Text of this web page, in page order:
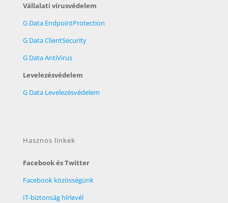
Vállalati vírusvédelem
G Data EndpointProtection
G Data ClientSecurity
G Data AntiVirus
Levelezésvédelem
G Data Levelezésvédelem
Hasznos linkek
Facebook és Twitter
Facebook közösségünk
IT-biztonság hírlevél